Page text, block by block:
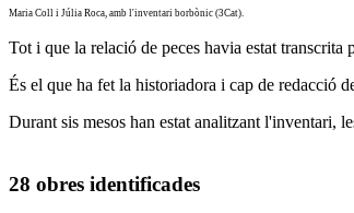
Maria Coll i Júlia Roca, amb l'inventari borbònic (3Cat).
Tot i que la relació de peces havia estat
És el que ha fet la historiadora i cap de redacció
Durant sis mesos han estat analitzant l'inventari,
28 obres identificades